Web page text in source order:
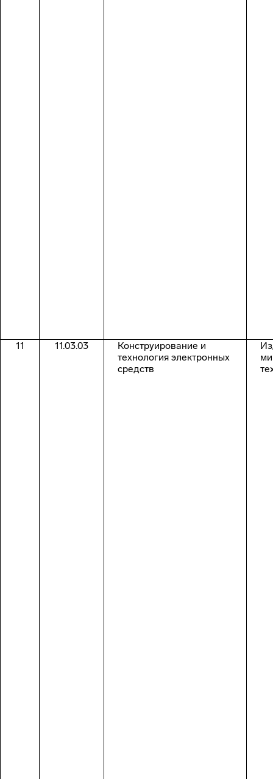
11 11.03.03
Конструирование и
технология электронных
средств